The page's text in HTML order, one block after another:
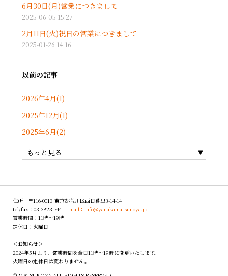
6月30日(月)営業につきまして
2025-06-05 15:27
2月11日(火)祝日の営業につきまして
2025-01-26 14:16
以前の記事
2026年4月(1)
2025年12月(1)
2025年6月(2)
もっと見る
住所：〒116-0013 東京都荒川区西日暮里3-14-14
tel/fax：03-3823-7441 mail：info@yanakamatsunoya.jp
営業時間：11時〜19時
定休日：火曜日
＜お知らせ＞
2024年5月より、営業時間を全日11時～19時に変更いたします。
火曜日の定休日は変わりません。